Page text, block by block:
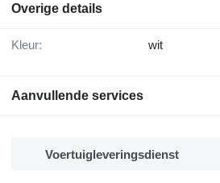
Overige details
Kleur: wit
Aanvullende services
Voertuigleveringsdienst